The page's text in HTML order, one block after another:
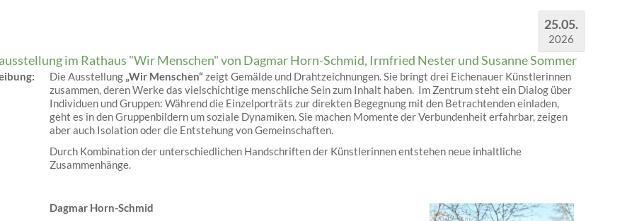
25.05.
2026
im Rathaus "Wir Menschen" von Dagmar Horn-Schmid, Irmfried Nester und Susanne Sommer
Die Ausstellung „Wir Menschen“zeigt Gemälde und Drahtzeichnungen. Sie bringt drei Eichenauer Künstlerinnen
zusammen, deren Werke das vielschichtige menschliche Sein zum Inhalt haben. Im Zentrum steht ein Dialog über
Individuen und Gruppen: Während die Einzelporträts zur direkten Begegnung mit den Betrachtenden einladen,
geht es in den Gruppenbildern um soziale Dynamiken. Sie machen Momente der Verbundenheit erfahrbar, zeigen
aber auch Isolation oder die Entstehung von Gemeinschaften.
Durch Kombination der unterschiedlichen Handschriften der Künstlerinnen entstehen neue inhaltliche
Zusammenhänge.
Dagmar Horn-Schmid